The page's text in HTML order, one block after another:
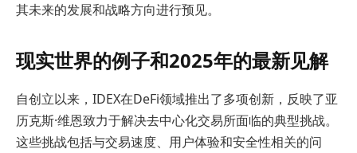
其未来的发展和战略方向进行预见。
现实世界的例子和2025年的最新见解
自创立以来，IDEX在DeFi领域推出了多项创新，反映了亚
历克斯·维恩致力于解决去中心化交易所面临的典型挑战。
这些挑战包括与交易速度、用户体验和安全性相关的问